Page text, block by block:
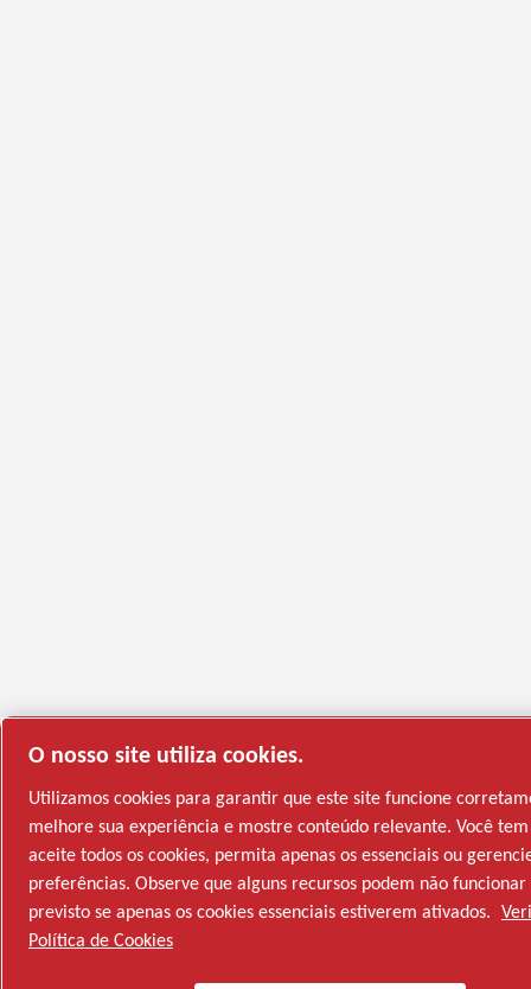
O nosso site utiliza cookies.
Utilizamos cookies para garantir que este site funcione
melhore sua experiência e mostre conteúdo relevante. Você
aceite todos os cookies, permita apenas os essenciais ou
preferências. Observe que alguns recursos podem não
previsto se apenas os cookies essenciais estiverem ativados.
Política de Cookies